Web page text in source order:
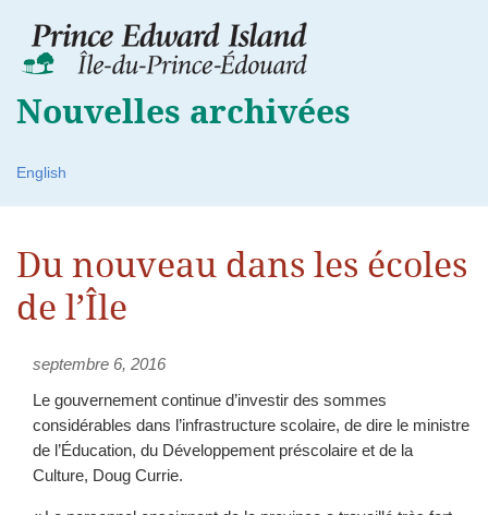
Nouvelles archivées
English
Du nouveau dans les écoles
de l’Île
septembre 6, 2016
Le gouvernement continue d’investir des sommes
considérables dans l’infrastructure scolaire, de dire le ministre
de l’Éducation, du Développement préscolaire et de la
Culture, Doug Currie.